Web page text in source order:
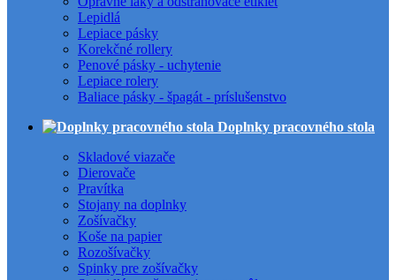
Lepidlá
Lepiace pásky
Korekčné rollery
Penové pásky - uchytenie
Lepiace rolery
Baliace pásky - špagát - príslušenstvo
Doplnky pracovného stola
Skladové viazače
Dierovače
Pravítka
Stojany na doplnky
Zošívačky
Koše na papier
Rozošívačky
Spinky pre zošívačky